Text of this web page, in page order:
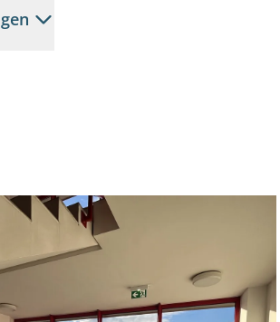
hervorragend als Geschäftssitz für
Sowohl die Lager- als auch die
ca. 55 m²
ca. 56 m²
ca. 48 m² - verfügbar ab 09.2026
Monat: € 10,50
netto/m²/Monat: dzt. ca. € 2,10